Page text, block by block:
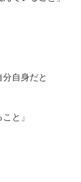
分自身だと
と」